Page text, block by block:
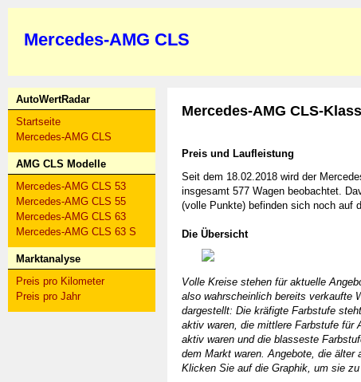
Mercedes-AMG CLS
AutoWertRadar
Startseite
Mercedes-AMG CLS
AMG CLS Modelle
Mercedes-AMG CLS 53
Mercedes-AMG CLS 55
Mercedes-AMG CLS 63
Mercedes-AMG CLS 63 S
Marktanalyse
Preis pro Kilometer
Preis pro Jahr
Mercedes-AMG CLS-
Preis und Laufleistung
Seit dem 18.02.2018 wird der
insgesamt 577 Wagen beobachtet.
(volle Punkte) befinden sich noch auf
Die Übersicht
Volle Kreise stehen für aktuelle
also wahrscheinlich bereits verkaufte
dargestellt: Die kräfigte Farbstufe
aktiv waren, die mittlere Farbstufe für
aktiv waren und die blasseste
dem Markt waren. Angebote, die älter
Klicken Sie auf die Graphik, um sie